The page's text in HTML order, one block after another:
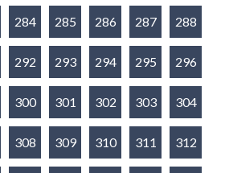
284 285 286 287 288
292 293 294 295 296
300 301 302 303 304
308 309 310 311 312